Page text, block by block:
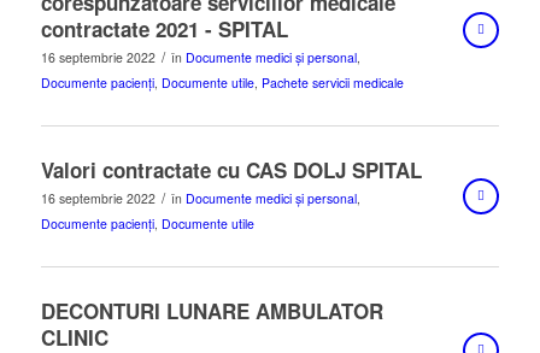
contractate 2021 - SPITAL
16 septembrie 2022 / în Documente medici și personal,
Documente pacienți, Documente utile, Pachete servicii medicale
Valori contractate cu CAS DOLJ SPITAL
16 septembrie 2022 / în Documente medici și personal,
Documente pacienți, Documente utile
DECONTURI LUNARE AMBULATOR
CLINIC